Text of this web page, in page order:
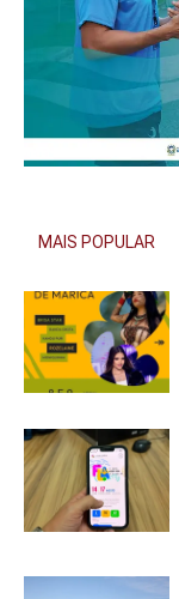
MAIS POPULAR